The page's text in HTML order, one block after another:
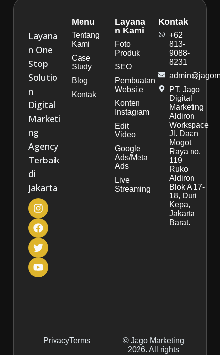
Layana
n One
Stop
Solutio
n
Digital
Marketi
ng
Agency
Terbaik
di
Jakarta
Menu
Tentang
Kami
Case
Study
Blog
Kontak
Layana
n Kami
Foto
Produk
SEO
Pembuatan
Website
Konten
Instagram
Edit
Video
Google
Ads/Meta
Ads
Live
Streaming
Kontak
+62
813-
9088-
8231
PT. Jago
Digital
Marketing
Aldiron
Workspace
Jl. Daan
Mogot
Raya no.
119
Ruko
Aldiron
Blok A 17-
18, Duri
Kepa,
Jakarta
Barat.
PrivacyTerms
© Jago Marketing
2026. All rights